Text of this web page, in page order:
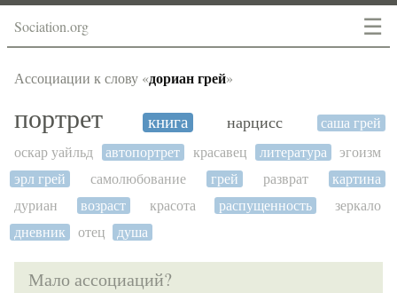
☰
Sociation.org
Ассоциации к слову «дориан грей»
портрет книга нарцисс
саша грей
оскар уайльд
автопортрет красавец литература
эгоизм
эрл грей
самолюбование грей разврат
картина
дуриан
возраст красота распущенность
зеркало
дневник
отец душа
Мало ассоциаций?